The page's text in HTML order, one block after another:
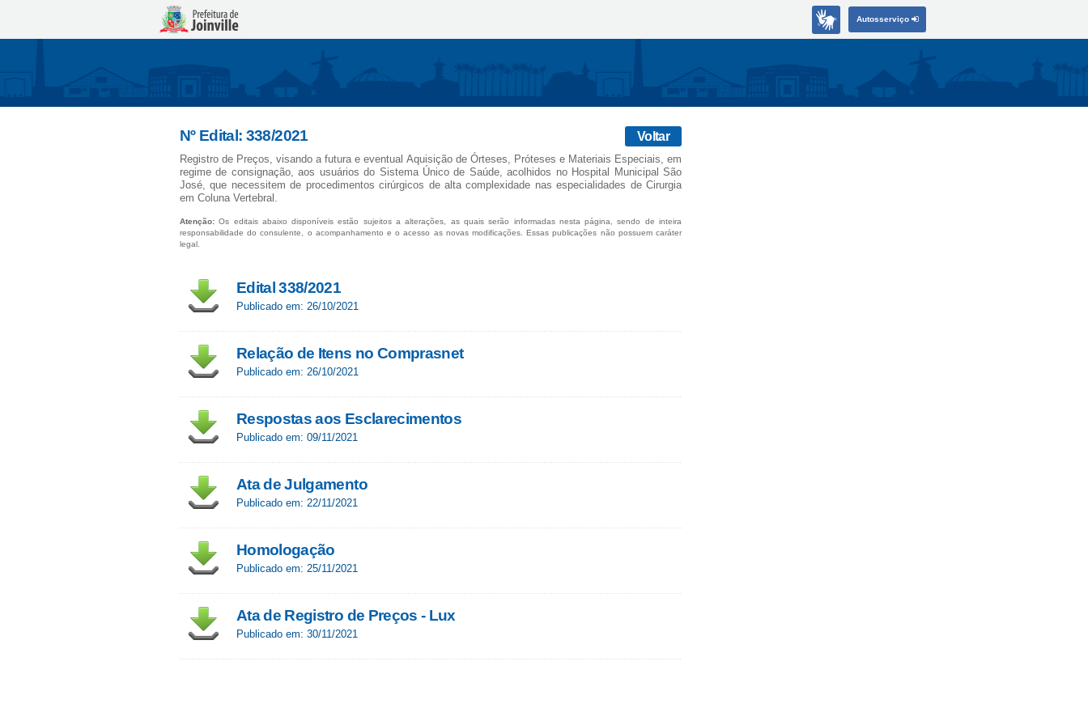
Autosserviço
Nº Edital: 338/2021 Voltar
Registro de Preços, visando a futura e eventual Aquisição de Órteses, Próteses e Materiais Especiais, em
regime de consignação, aos usuários do Sistema Único de Saúde, acolhidos no Hospital Municipal São
José, que necessitem de procedimentos cirúrgicos de alta complexidade nas especialidades de Cirurgia
em Coluna Vertebral.
Atenção: Os editais abaixo disponíveis estão sujeitos a alterações, as quais serão informadas nesta página, sendo de inteira
responsabilidade do consulente, o acompanhamento e o acesso as novas modificações. Essas publicações não possuem caráter
legal.
Edital 338/2021
Publicado em: 26/10/2021
Relação de Itens no Comprasnet
Publicado em: 26/10/2021
Respostas aos Esclarecimentos
Publicado em: 09/11/2021
Ata de Julgamento
Publicado em: 22/11/2021
Homologação
Publicado em: 25/11/2021
Ata de Registro de Preços - Lux
Publicado em: 30/11/2021